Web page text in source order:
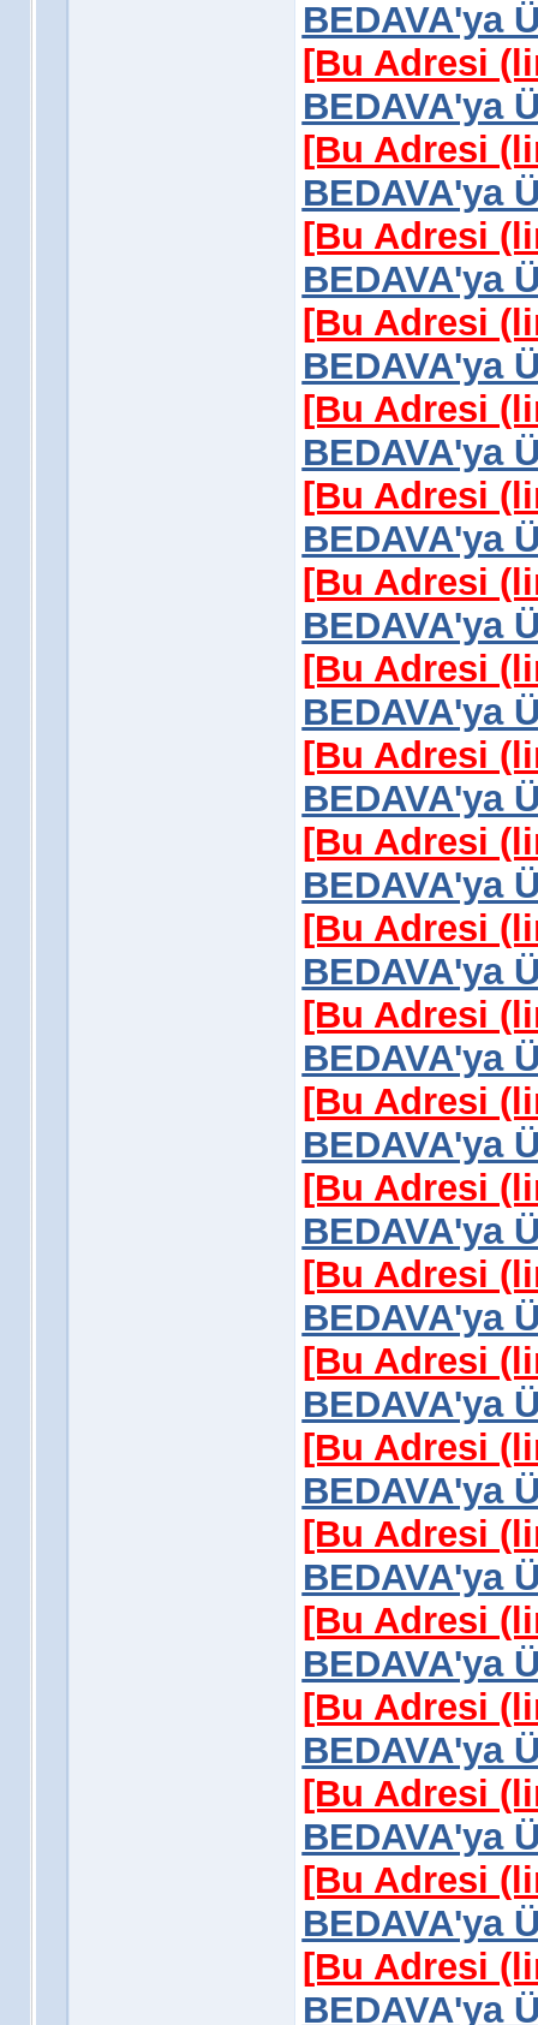
BEDAVA'ya
[Bu Adresi
BEDAVA'ya
[Bu Adresi
BEDAVA'ya
[Bu Adresi
BEDAVA'ya
[Bu Adresi
BEDAVA'ya
[Bu Adresi
BEDAVA'ya
[Bu Adresi
BEDAVA'ya
[Bu Adresi
BEDAVA'ya
[Bu Adresi
BEDAVA'ya
[Bu Adresi
BEDAVA'ya
[Bu Adresi
BEDAVA'ya
[Bu Adresi
BEDAVA'ya
[Bu Adresi
BEDAVA'ya
[Bu Adresi
BEDAVA'ya
[Bu Adresi
BEDAVA'ya
[Bu Adresi
BEDAVA'ya
[Bu Adresi
BEDAVA'ya
[Bu Adresi
BEDAVA'ya
[Bu Adresi
BEDAVA'ya
[Bu Adresi
BEDAVA'ya
[Bu Adresi
BEDAVA'ya
[Bu Adresi
BEDAVA'ya
[Bu Adresi
BEDAVA'ya
[Bu Adresi
BEDAVA'ya